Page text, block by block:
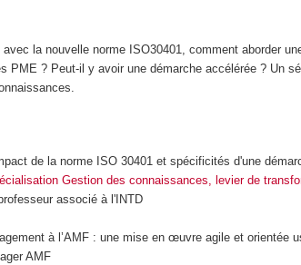
la nouvelle norme ISO30401, comment aborder
PME ? Peut-il y avoir une démarche accélérée ? Un
de la norme ISO 30401 et spécificités d'une
Gestion des connaissances, levier de
associé à l'INTD
à l’AMF : une mise en œuvre agile et orientée
AMF